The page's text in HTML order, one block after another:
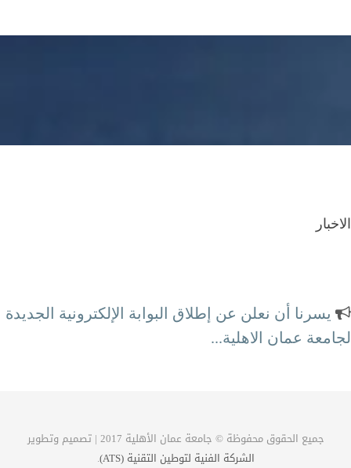
الاخبار
يسرنا أن نعلن عن إطلاق البوابة الإلكترونية الجديدة
لجامعة عمان الاهلية...
جميع الحقوق محفوظة © جامعة عمان الأهلية 2017 | تصميم وتطوير
الشركة الفنية لتوطين التقنية (ATS)
.